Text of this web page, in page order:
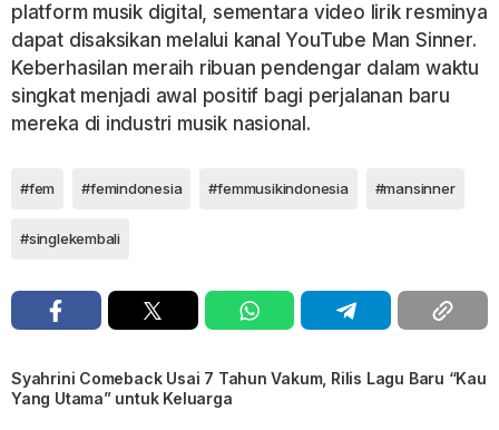
platform musik digital, sementara video lirik resminya
dapat disaksikan melalui kanal YouTube Man Sinner.
Keberhasilan meraih ribuan pendengar dalam waktu
singkat menjadi awal positif bagi perjalanan baru
mereka di industri musik nasional.
#fem #femindonesia #femmusikindonesia #mansinner
#singlekembali
Syahrini Comeback Usai 7 Tahun Vakum, Rilis Lagu Baru “Kau
Yang Utama” untuk Keluarga